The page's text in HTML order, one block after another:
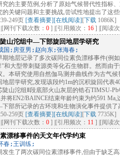
究的主要范例,分析了原始气候替代性指标
关键问题和主要挑战,尝试性地提出了这些
249页 [查看摘要][在线阅读] [下载 1086K]
网刊下载次数： 0 ] |[引用频次： 16 ] |[阅读次
山沱组中—下部旋回地层学研究
国;房亚男;赵向东;张海春;
地层记录了多次碳同位素负漂移事件(例
和大型带刺疑源类等化石生物群。然而由
。本研究使用自然伽马测井曲线作为古气
层学研究,发现该段约1m的沉积旋回代表
山沱组Ⅱ段底部火山灰层的锆石TIMSU-
将EN2/BAINCE结束年龄约束为约591
部所记录的古环境和生物演化事件提供了
259页 [查看摘要][在线阅读] [下载 7735K]
网刊下载次数： 0 ] |[引用频次： 11 ] |[阅读次
漂移事件的天文年代学约束
春;王训练;
发生了两次碳同位素漂移事件,但由于缺乏